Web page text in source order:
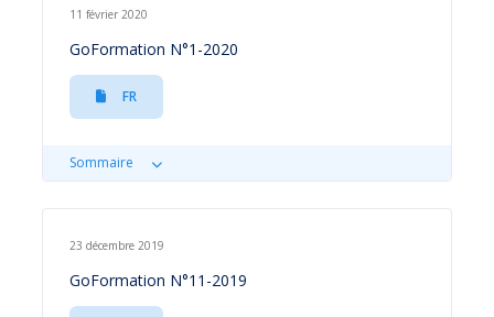
11 février 2020
GoFormation N°1-2020
FR
Sommaire
23 décembre 2019
GoFormation N°11-2019